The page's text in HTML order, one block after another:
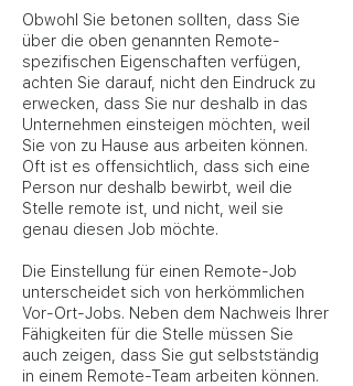
Obwohl Sie betonen sollten, dass Sie
über die oben genannten Remote-
spezifischen Eigenschaften verfügen,
achten Sie darauf, nicht den Eindruck zu
erwecken, dass Sie nur deshalb in das
Unternehmen einsteigen möchten, weil
Sie von zu Hause aus arbeiten können.
Oft ist es offensichtlich, dass sich eine
Person nur deshalb bewirbt, weil die
Stelle remote ist, und nicht, weil sie
genau diesen Job möchte.
Die Einstellung für einen Remote-Job
unterscheidet sich von herkömmlichen
Vor-Ort-Jobs. Neben dem Nachweis Ihrer
Fähigkeiten für die Stelle müssen Sie
auch zeigen, dass Sie gut selbstständig
in einem Remote-Team arbeiten können.